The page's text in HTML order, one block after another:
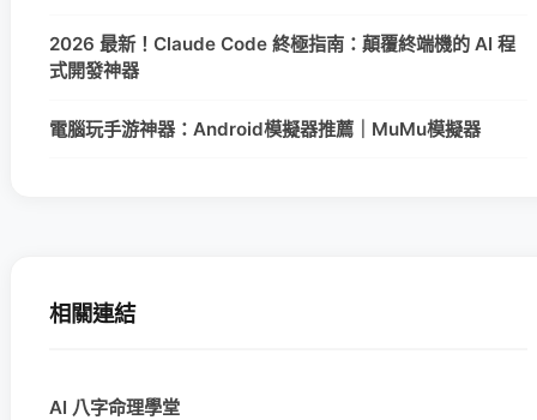
2026 最新！Claude Code 終極指南：顛覆終端機的 AI 程
式開發神器
電腦玩手游神器：Android模擬器推薦｜MuMu模擬器
相關連結
AI 八字命理學堂